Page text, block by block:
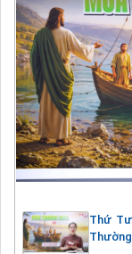
Thứ Tư